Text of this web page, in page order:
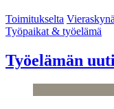
Toimitukselta Vieraskynä
Työpaikat & työelämä
Työelämän